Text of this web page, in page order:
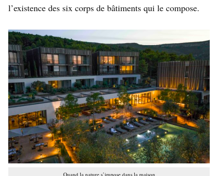
l’existence des six corps de bâtiments qui le compose.
Quand la nature s’impose dans la maison